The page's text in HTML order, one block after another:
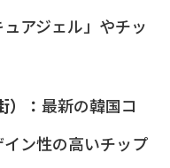
アジェル」やチッ
： 最新の韓国コ
ン性の高いチップ